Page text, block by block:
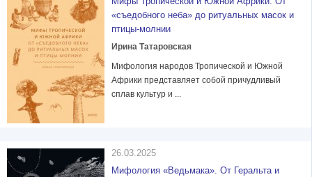
«съедобного неба» до ритуальных масок и
птицы-молнии
Ирина Татаровская
Мифология народов Тропической и Южной
Африки представляет собой причудливый
сплав культур и ...
26.03.2025
Мифология «Ведьмака». От Геральта и